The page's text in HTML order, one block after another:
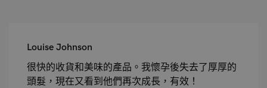
Louise Johnson
很快的收貨和美味的產品。我懷孕後失去了厚厚的
頭髮，現在又看到他們再次成長，有效！